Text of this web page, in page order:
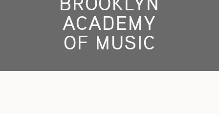
BROOKLYN
ACADEMY
OF MUSIC